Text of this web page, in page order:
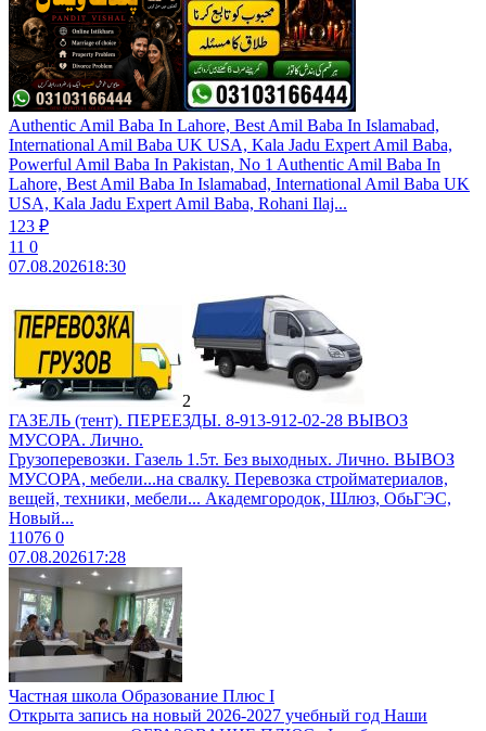
Authentic Amil Baba In Lahore, Best Amil Baba In Islamabad,
International Amil Baba UK USA, Kala Jadu Expert Amil Baba,
Powerful Amil Baba In Pakistan, No 1 Authentic Amil Baba In
Lahore, Best Amil Baba In Islamabad, International Amil Baba UK
USA, Kala Jadu Expert Amil Baba, Rohani Ilaj...
123 ₽
11 0
07.08.202618:30
2
ГАЗЕЛЬ (тент). ПЕРЕЕЗДЫ. 8-913-912-02-28 ВЫВОЗ
МУСОРА. Лично.
Грузоперевозки. Газель 1.5т. Без выходных. Лично. ВЫВОЗ
МУСОРА, мебели...на свалку. Перевозка стройматериалов,
вещей, техники, мебели... Академгородок, Шлюз, ОбьГЭС,
Новый...
11076 0
07.08.202617:28
Частная школа Образование Плюс I
Открыта запись на новый 2026-2027 учебный год Наши